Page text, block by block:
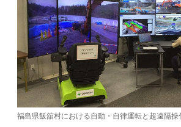
福島県飯舘村における自動・自律運転と超遠隔操